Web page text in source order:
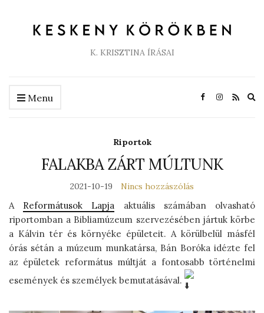
K. KRISZTINA ÍRÁSAI
Menu
Riportok
FALAKBA ZÁRT MÚLTUNK
2021-10-19 Nincs hozzászólás
A Reformátusok Lapja aktuális számában olvasható
riportomban a Bibliamúzeum szervezésében jártuk körbe
a Kálvin tér és környéke épületeit. A körülbelül másfél
órás sétán a múzeum munkatársa, Bán Boróka idézte fel
az épületek református múltját a fontosabb történelmi
események és személyek bemutatásával.